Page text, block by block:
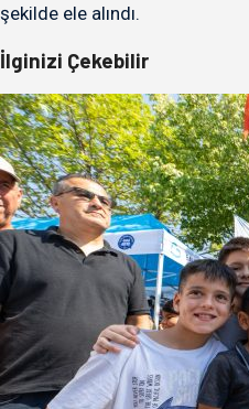
şekilde ele alındı.
İlginizi Çekebilir